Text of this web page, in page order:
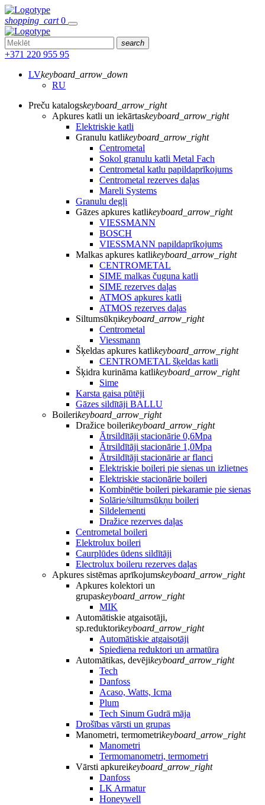
shopping_cart 0
search
+371 220 955 95
LVkeyboard_arrow_down
RU
Preču katalogskeyboard_arrow_right
Apkures katli un iekārtaskeyboard_arrow_right
Elektriskie katli
Granulu katlikeyboard_arrow_right
Centrometal
Sokol granulu katli Metal Fach
Centrometal katlu papildaprīkojums
Centrometal rezerves daļas
Mareli Systems
Granulu degļi
Gāzes apkures katlikeyboard_arrow_right
VIESSMANN
BOSCH
VIESSMANN papildaprīkojums
Malkas apkures katlikeyboard_arrow_right
CENTROMETAL
SIME malkas čuguna katli
SIME rezerves daļas
ATMOS apkures katli
ATMOS rezerves daļas
Siltumsūkņikeyboard_arrow_right
Centrometal
Viessmann
Šķeldas apkures katlikeyboard_arrow_right
CENTROMETAL šķeldas katli
Šķidra kurināma katlikeyboard_arrow_right
Sime
Karsta gaisa pūtēji
Gāzes sildītāji BALLU
Boilerikeyboard_arrow_right
Dražice boilerikeyboard_arrow_right
Ātrsildītāji stacionārie 0,6Mpa
Ātrsildītāji stacionārie 1,0Mpa
Ātrsildītāji stacionārie ar flanci
Elektriskie boileri pie sienas un izlietnes
Elektriskie stacionārie boileri
Kombinētie boileri piekaramie pie sienas
Solārie/siltumsūkņu boileri
Sildelementi
Dražice rezerves daļas
Centrometal boileri
Elektrolux boileri
Caurplūdes ūdens sildītāji
Electrolux boileru rezerves daļas
Apkures sistēmas aprīkojumskeyboard_arrow_right
Apkures kolektori un
grupaskeyboard_arrow_right
MIK
Automātiskie atgaisotāji,
sp.reduktorikeyboard_arrow_right
Automātiskie atgaisotāji
Spiediena reduktori un armatūra
Automātikas, devējikeyboard_arrow_right
Tech
Danfoss
Acaso, Watts, Icma
Plum
Tech Sinum Gudrā māja
Drošības vārsti un grupas
Manometri, termometrikeyboard_arrow_right
Manometri
Termomanometri, termometri
Vārsti apkureikeyboard_arrow_right
Danfoss
LK Armatur
Honeywell